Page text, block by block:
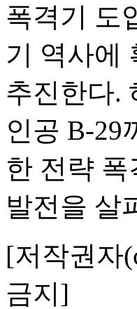
폭격기 도
기 역사에
추진한다.
인공 B-29
한 전략
발전을 살
[저작권자
금지]